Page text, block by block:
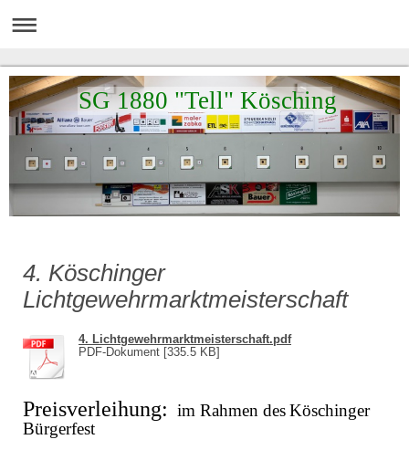
SG 1880 "Tell" Kösching
4. Köschinger
Lichtgewehrmarktmeisterschaft
4. Lichtgewehrmarktmeisterschaft.pdf
PDF-Dokument [335.5 KB]
Preisverleihung: im Rahmen desKöschinger
Bürgerfest